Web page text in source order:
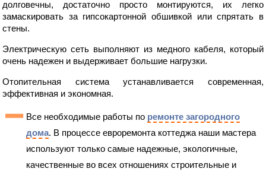
долговечны, достаточно просто монтируются, их легко
замаскировать за гипсокартонной обшивкой или спрятать в
стены.
Электрическую сеть выполняют из медного кабеля, который
очень надежен и выдерживает большие нагрузки.
Отопительная система устанавливается современная,
эффективная и экономная.
Все необходимые работы по ремонте загородного
дома. В процессе евроремонта коттеджа наши мастера
используют только самые надежные, экологичные,
качественные во всех отношениях строительные и